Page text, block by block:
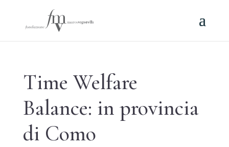
Time Welfare
Balance: in provincia
di Como